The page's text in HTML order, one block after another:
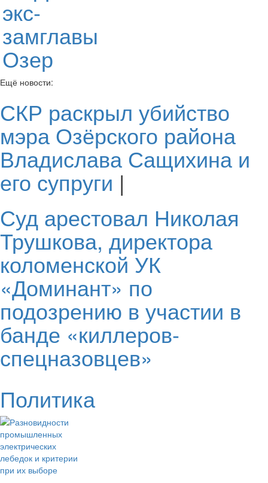
экс-
замглавы
Озер
Ещё новости:
СКР раскрыл убийство
мэра Озёрского района
Владислава Сащихина и
его супруги |
Суд арестовал Николая
Трушкова, директора
коломенской УК
«Доминант» по
подозрению в участии в
банде «киллеров-
спецназовцев»
Политика